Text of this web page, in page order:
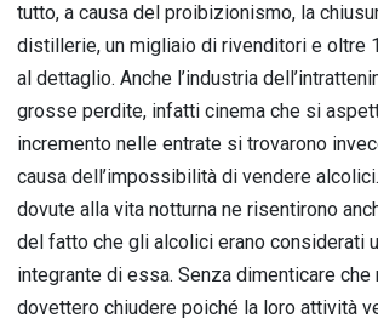
tutto, a causa del proibizionismo, la
distillerie, un migliaio di rivenditori e oltre
al dettaglio. Anche l’industria
grosse perdite, infatti cinema che si
incremento nelle entrate si trovarono
causa dell’impossibilità di vendere
dovute alla vita notturna ne risentirono
del fatto che gli alcolici erano considerati
integrante di essa. Senza dimenticare che
dovettero chiudere poiché la loro attività